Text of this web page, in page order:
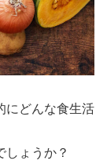
にどんな食生活
しょうか？